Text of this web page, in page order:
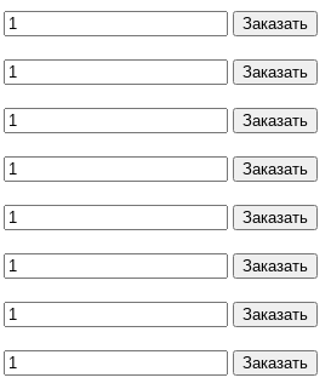
Заказать
Заказать
Заказать
Заказать
Заказать
Заказать
Заказать
Заказать